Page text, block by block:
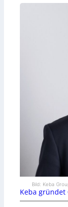
Bild: Keba
Keba